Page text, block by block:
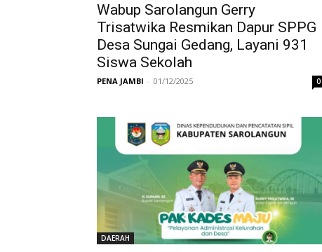
Wabup Sarolangun Gerry
Trisatwika Resmikan Dapur SPPG
Desa Sungai Gedang, Layani 931
Siswa Sekolah
PENA JAMBI - 01/12/2025 0
DAERAH